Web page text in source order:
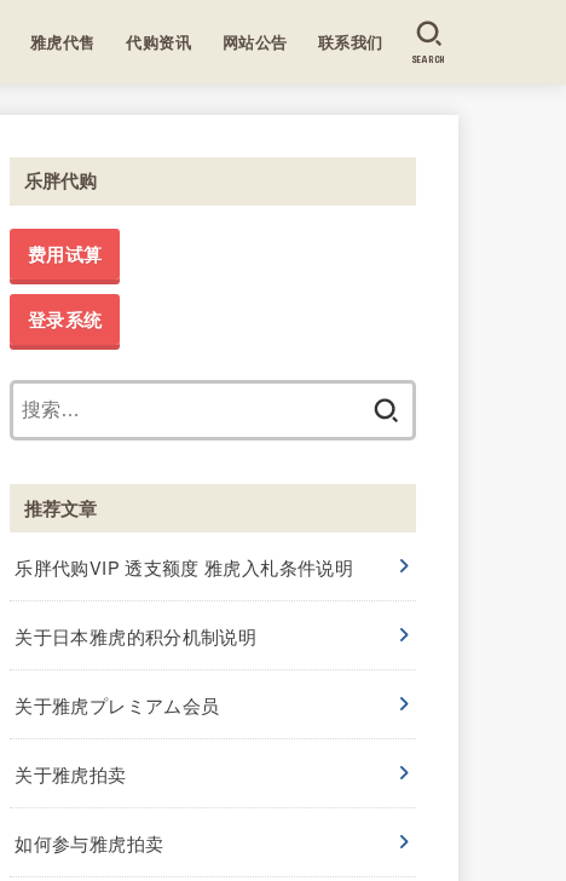
雅虎代售 代购资讯 网站公告 联系我们
SEARCH
乐胖代购
费用试算
登录系统
推荐文章
乐胖代购VIP 透支额度 雅虎入札条件说明
关于日本雅虎的积分机制说明
关于雅虎プレミアム会员
关于雅虎拍卖
如何参与雅虎拍卖